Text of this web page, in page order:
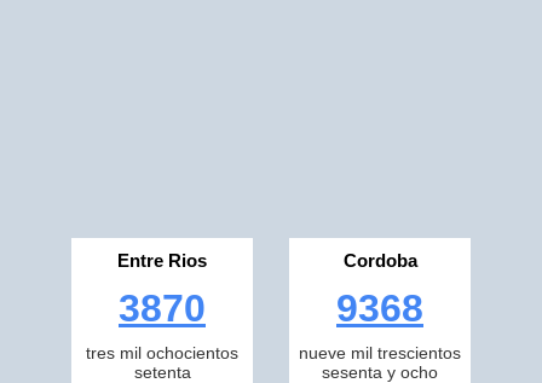
Entre Rios
3870
tres mil ochocientos
setenta
Cordoba
9368
nueve mil trescientos
sesenta y ocho